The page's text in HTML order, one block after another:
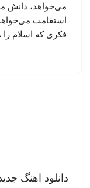
می‌خواهد، دانش
استقامت
فکری که اسلام
دانلود اهنگ